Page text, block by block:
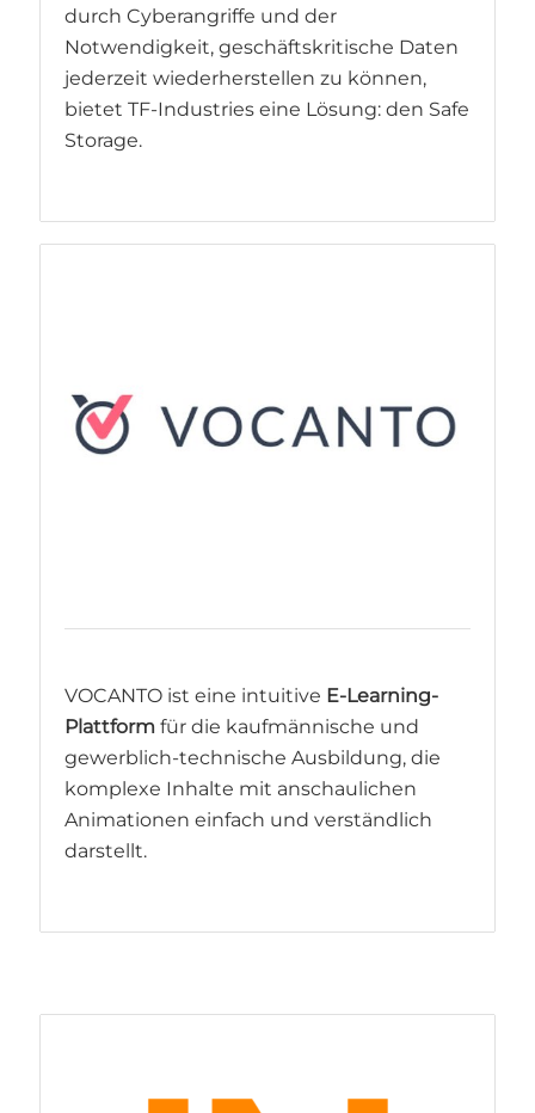
durch Cyberangriffe und der
Notwendigkeit, geschäftskritische Daten
jederzeit wiederherstellen zu können,
bietet TF-Industries eine Lösung: den Safe
Storage.
VOCANTO ist eine intuitive E-Learning-
Plattform für die kaufmännische und
gewerblich-technische Ausbildung, die
komplexe Inhalte mit anschaulichen
Animationen einfach und verständlich
darstellt.